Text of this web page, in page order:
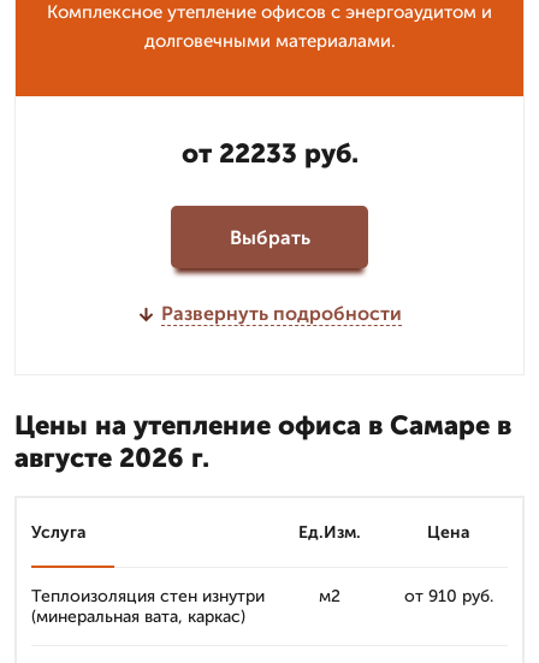
Комплексное утепление офисов с энергоаудитом и
долговечными материалами.
от 22233 руб.
Выбрать
Развернуть подробности
Цены на утепление офиса в Самаре в
августе 2026 г.
Услуга Ед.Изм. Цена
Теплоизоляция стен изнутри
(минеральная вата, каркас)
м2 от 910 руб.